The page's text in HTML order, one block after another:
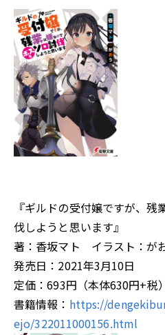
『ギルドの受付嬢ですが、
伐しようと思います』
著：香坂マト イラスト：が
発売日：2021年3月10日
定価：693円（本体630円+税）
書籍情報： https://
ejo/322011000156.html